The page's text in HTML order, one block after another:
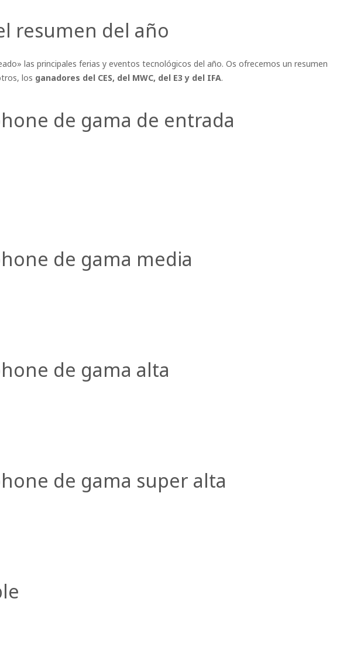
resumen del año
las principales ferias y eventos tecnológicos del año. Os ofrecemos un resumen
los ganadores del CES, del MWC, del E3 y del IFA.
de gama de entrada
de gama media
de gama alta
de gama super alta